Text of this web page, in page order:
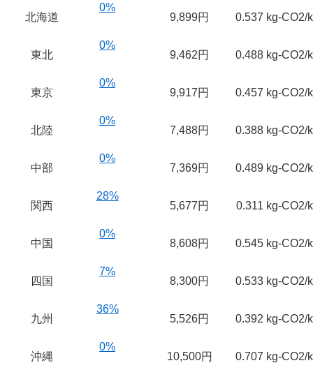
北海道
0%
9,899円
0.537 kg-CO2/
東北
0%
9,462円
0.488 kg-CO2/
東京
0%
9,917円
0.457 kg-CO2/
北陸
0%
7,488円
0.388 kg-CO2/
中部
0%
7,369円
0.489 kg-CO2/
関西
28%
5,677円
0.311 kg-CO2/
中国
0%
8,608円
0.545 kg-CO2/
四国
7%
8,300円
0.533 kg-CO2/
九州
36%
5,526円
0.392 kg-CO2/
沖縄
0%
10,500円
0.707 kg-CO2/